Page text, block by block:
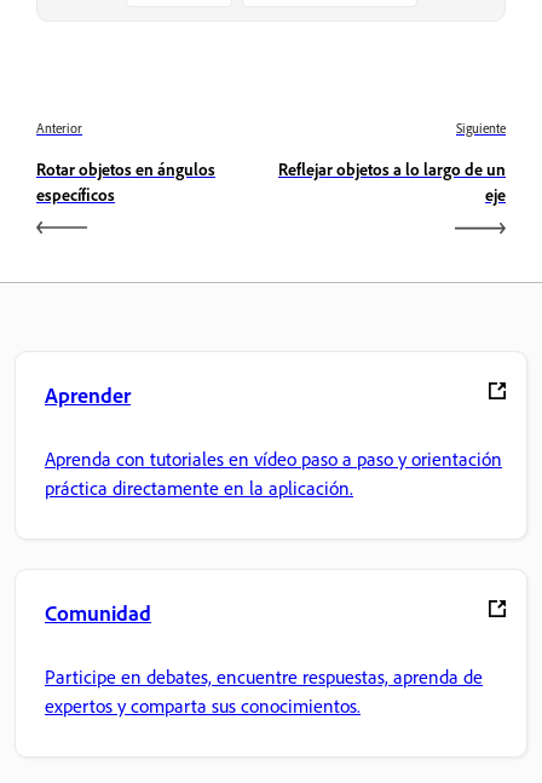
Anterior
Rotar objetos en ángulos
específicos
Siguiente
Reflejar objetos a lo largo de un
eje
Aprender
Aprenda con tutoriales en vídeo paso a paso y orientación
práctica directamente en la aplicación.
Comunidad
Participe en debates, encuentre respuestas, aprenda de
expertos y comparta sus conocimientos.